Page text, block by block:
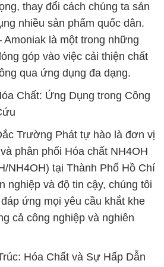
thay đổi cách chúng ta sản
nhiều sản phẩm quốc dân.
là một trong những
góp vào việc cải thiện chất
qua ứng dụng đa dạng.
Chất: Ứng Dụng trong Công
Trường Phát tự hào là đơn vị
phân phối Hóa chất NH4OH
NH4OH) tại Thành Phố Hồ Chí
nghiệp và độ tin cậy, chúng tôi
ứng mọi yêu cầu khắt khe
cả công nghiệp và nghiên
Hóa Chất và Sự Hấp Dẫn